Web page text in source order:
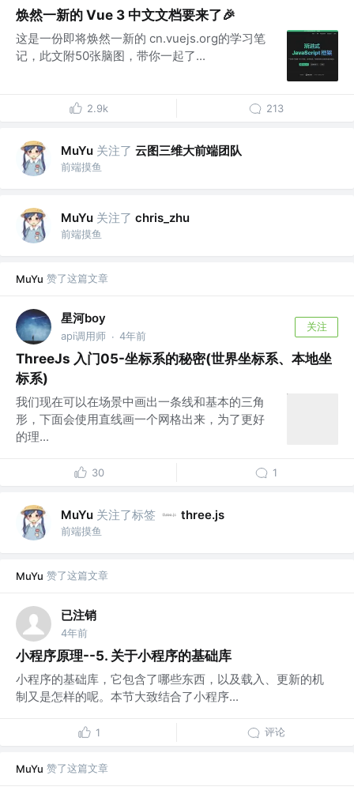
焕然一新的 Vue 3 中文文档要来了🎉
这是一份即将焕然一新的 cn.vuejs.org的学习笔
记，此文附50张脑图，带你一起了...
2.9k 213
MuYu 关注了 云图三维大前端团队
前端摸鱼
MuYu 关注了 chris_zhu
前端摸鱼
MuYu 赞了这篇文章
星河boy
api调用师 · 4年前
关注
ThreeJs 入门05-坐标系的秘密(世界坐标系、本地坐
标系)
我们现在可以在场景中画出一条线和基本的三角
形，下面会使用直线画一个网格出来，为了更好
的理...
30 1
MuYu 关注了标签 three.js
前端摸鱼
MuYu 赞了这篇文章
已注销
4年前
小程序原理--5. 关于小程序的基础库
小程序的基础库，它包含了哪些东西，以及载入、更新的机
制又是怎样的呢。本节大致结合了小程序...
1 评论
MuYu 赞了这篇文章